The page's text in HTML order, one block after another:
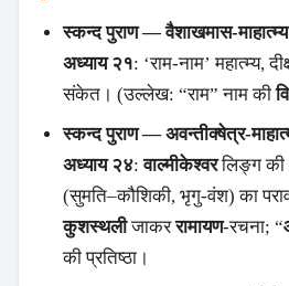
स्कन्द पुराण — वैशाखमास-
अध्याय २१: ‘राम-नाम’ महात्म्य,
संकेत। (उल्लेख: “राम” नाम की
स्कन्द पुराण — अवन्तीक्‍षेत्र-
अध्याय २४:वाल्मीकेश्वरलिङ्ग की
(सुमति–कौशिकी, भृगु-वंश) का
कुशस्थलीजाकररामायण-रचना; “
की प्रतिष्ठा।